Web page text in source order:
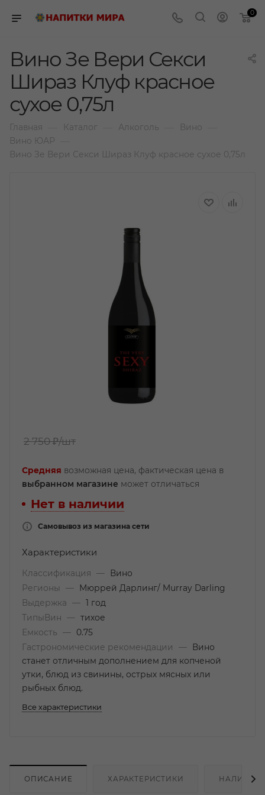
0
Вино Зе Вери Секси
Шираз Клуф красное
сухое 0,75л
Главная Каталог Алкоголь Вино
Вино ЮАР
Вино Зе Вери Секси Шираз Клуф красное сухое 0,75л
2 750 ₽/шт
Средняя возможная цена, фактическая цена в
выбранном магазине может отличаться
Нет в наличии
Самовывоз из магазина сети
Характеристики
Классификация —
Вино
Регионы
—
Мюррей Дарлинг/ Murray Darling
Выдержка
— 1 год
ТипыВин
— тихое
Емкость
—
0.75
Гастрономические рекомендации
—
Вино
станет отличным дополнением для копченой
утки, блюд из свинины, острых мясных или
рыбных блюд.
Все характеристики
ОПИСАНИЕ ХАРАКТЕРИСТИКИ НАЛИЧИЕ